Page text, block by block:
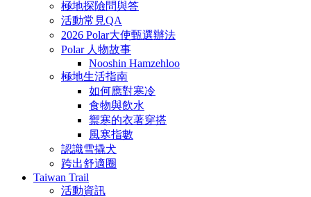
極地探險問與答
活動常見QA
2026 Polar大使甄選辦法
Polar 人物故事
Nooshin Hamzehloo
極地生活指南
如何應對寒冷
食物與飲水
禦寒的衣著穿搭
風寒指數
認識雪撬犬
跨出舒適圈
Taiwan Trail
活動資訊